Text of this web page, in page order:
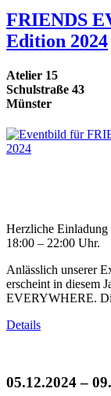
FRIENDS
Edition 2024
Atelier 15
Schulstraße 43
Münster
Herzliche Einladung
18:00 – 22:00 Uhr.
Anlässlich unserer
erscheint in diesem
EVERYWHERE.
Details
05.12.2024 –